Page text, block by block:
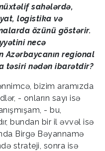
sahələrdə,
logistika və
özünü göstərir.
necə
Azərbaycanın regional
təsiri nədən ibarətdir?
bizim aramızda
- onların sayı isə
- bu,
bundan bir il əvvəl isə
Birgə Bəyannamə
strateji, sonra isə